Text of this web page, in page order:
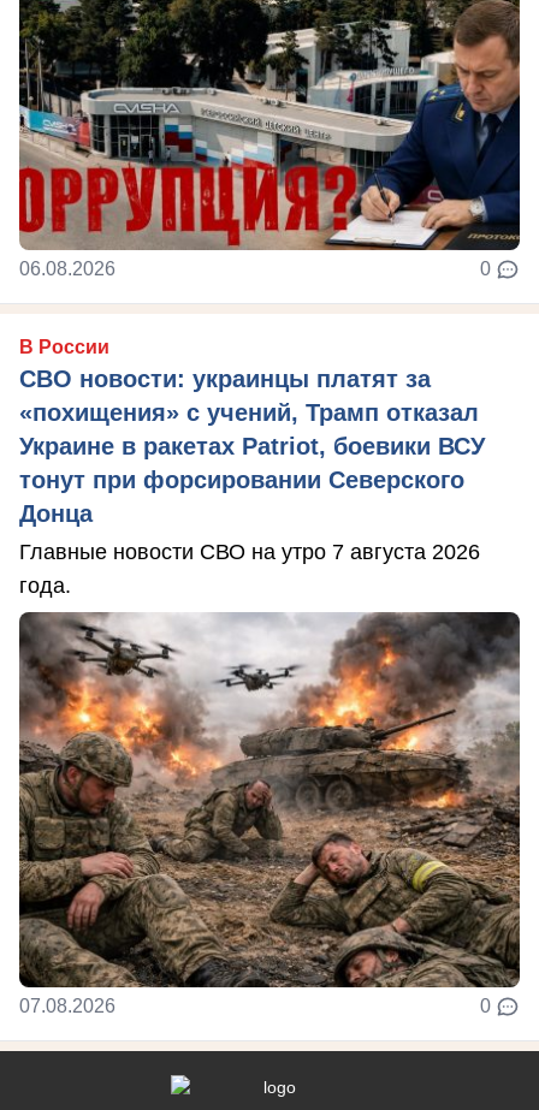
06.08.2026 0
В России
СВО новости: украинцы платят за
«похищения» с учений, Трамп отказал
Украине в ракетах Patriot, боевики ВСУ
тонут при форсировании Северского
Донца
Главные новости СВО на утро 7 августа 2026
года.
07.08.2026 0